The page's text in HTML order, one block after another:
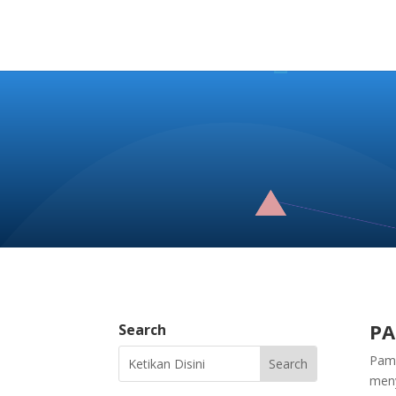
Search